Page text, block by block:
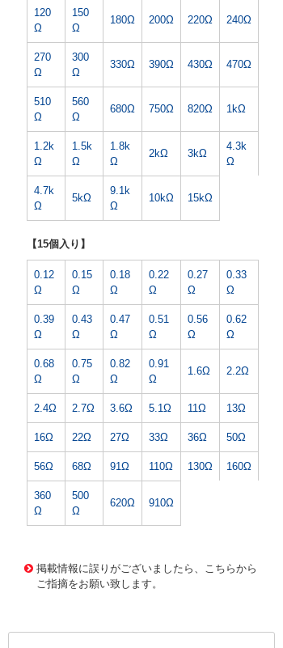
120
Ω
150
Ω
180Ω 200Ω 220Ω 240Ω
270
Ω
300
Ω
330Ω 390Ω 430Ω 470Ω
510
Ω
560
Ω
680Ω 750Ω 820Ω 1kΩ
1.2k
Ω
1.5k
Ω
1.8k
Ω
2kΩ 3kΩ
4.3k
Ω
4.7k
Ω
5kΩ
9.1k
Ω
10kΩ 15kΩ
【15個入り】
0.12
Ω
0.15
Ω
0.18
Ω
0.22
Ω
0.27
Ω
0.33
Ω
0.39
Ω
0.43
Ω
0.47
Ω
0.51
Ω
0.56
Ω
0.62
Ω
0.68
Ω
0.75
Ω
0.82
Ω
0.91
Ω
1.6Ω 2.2Ω
2.4Ω 2.7Ω 3.6Ω 5.1Ω 11Ω 13Ω
16Ω 22Ω 27Ω 33Ω 36Ω 50Ω
56Ω 68Ω 91Ω 110Ω 130Ω 160Ω
360
Ω
500
Ω
620Ω 910Ω
掲載情報に誤りがございましたら、こちらから
ご指摘をお願い致します。